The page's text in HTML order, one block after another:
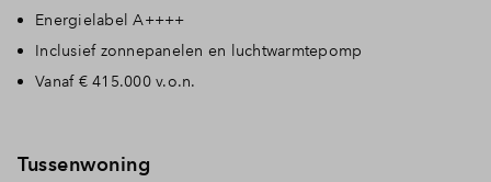
Energielabel A++++
Inclusief zonnepanelen en luchtwarmtepomp
Vanaf € 415.000 v.o.n.
Tussenwoning